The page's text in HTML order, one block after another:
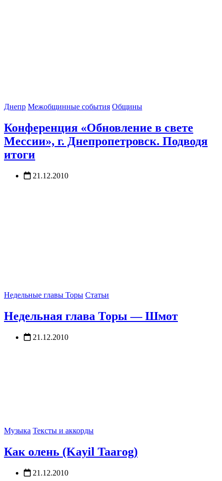
Днепр Межобщинные события Общины
Конференция «Обновление в свете
Мессии», г. Днепропетровск. Подводя
итоги
21.12.2010
Недельные главы Торы Статьи
Недельная глава Торы — Шмот
21.12.2010
Музыка Тексты и аккорды
Как олень (Kayil Taarog)
21.12.2010